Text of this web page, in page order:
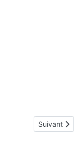
Article
Suivant